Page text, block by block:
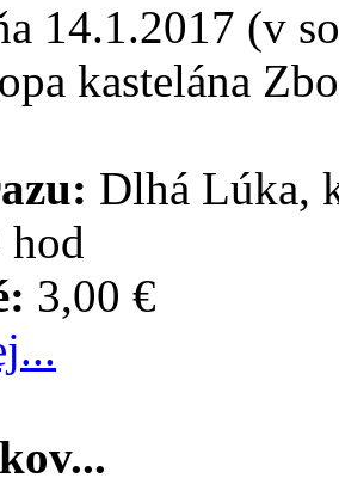
14.1.2017 (v
kastelána
Dlhá Lúka,
hod
3,00 €